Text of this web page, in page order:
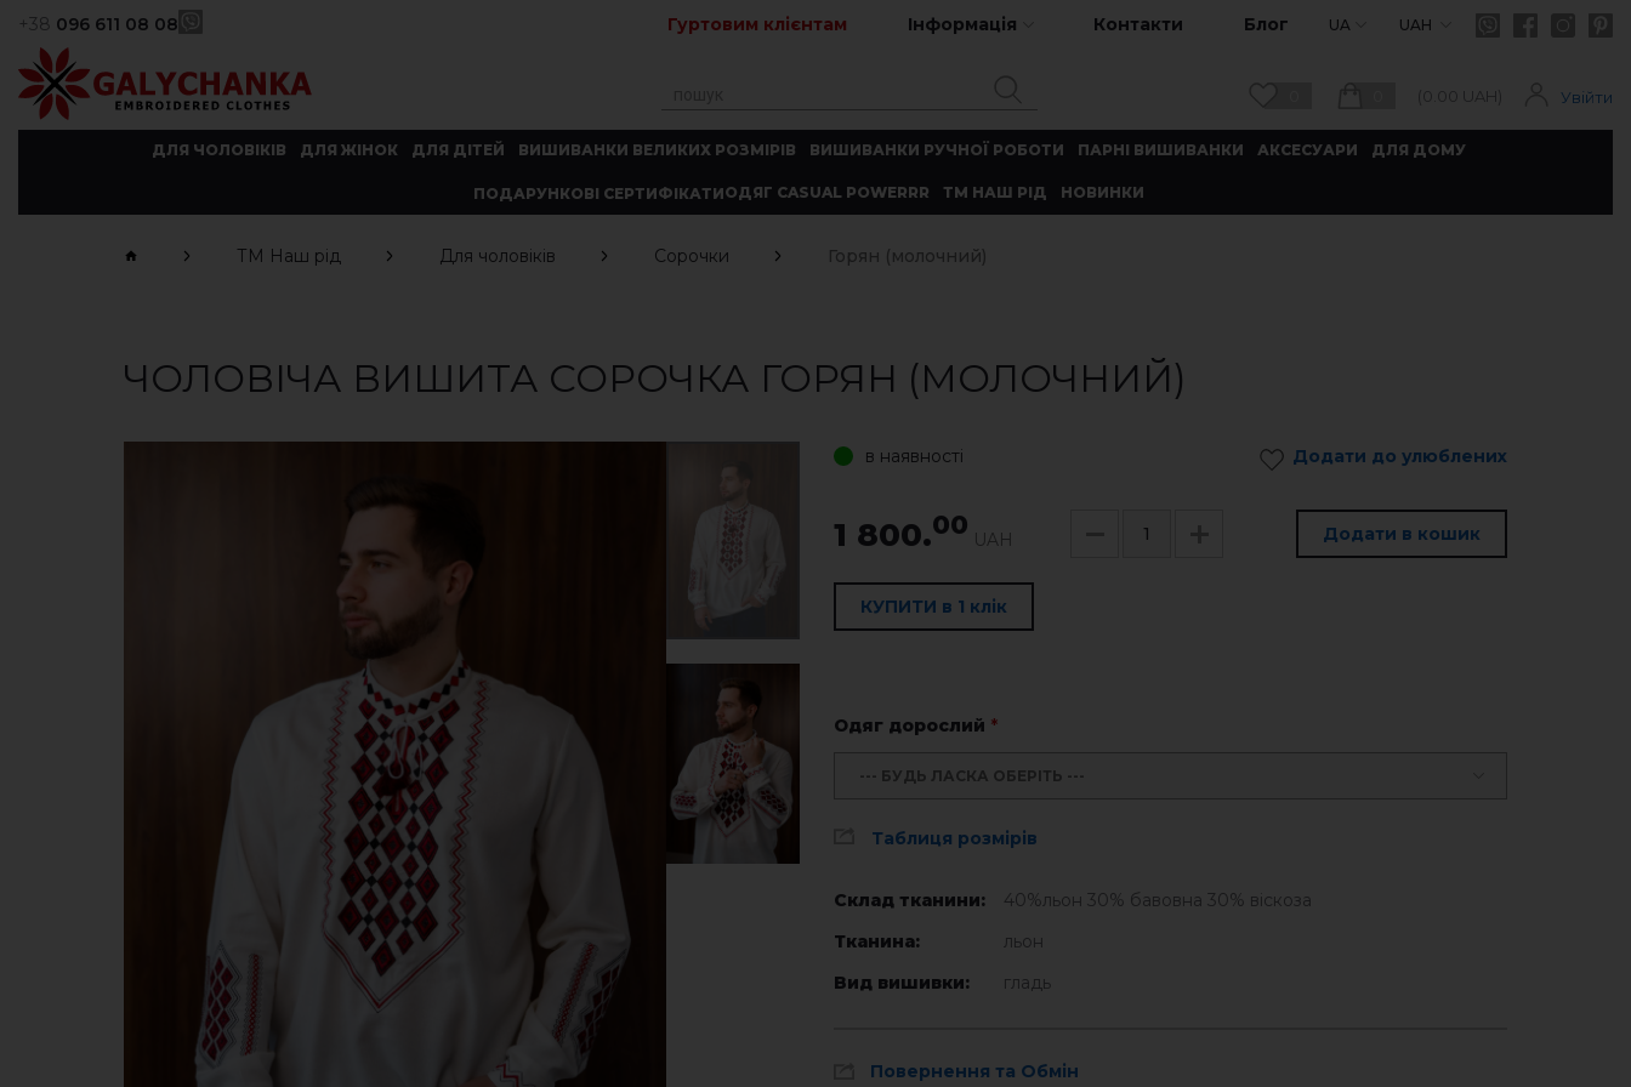
+38 096 611 08 08 Гуртовим клієнтам Інформація Контакти Блог UA UAH
(0.00 UAH) Увійти
ДЛЯ ЧОЛОВІКІВ ДЛЯ ЖІНОК ДЛЯ ДІТЕЙ ВИШИВАНКИ ВЕЛИКИХ РОЗМІРІВ ВИШИВАНКИ РУЧНОЇ РОБОТИ ПАРНІ ВИШИВАНКИ АКСЕСУАРИ ДЛЯ ДОМУ
ПОДАРУНКОВІ СЕРТИФІКАТИОДЯГ CASUAL POWERRR ТМ НАШ РІД НОВИНКИ
ТМ Наш рід Для чоловіків Сорочки Горян (молочний)
ЧОЛОВІЧА ВИШИТА СОРОЧКА ГОРЯН (МОЛОЧНИЙ)
в наявності Додати до улюблених
1 800.00 UAH Додати в кошик
КУПИТИ в 1 клік
Одяг дорослий *
--- БУДЬ ЛАСКА ОБЕРІТЬ ---
Таблиця розмірів
Склад тканини:
40%льон 30% бавовна 30% віскоза
Тканина:
льон
Вид вишивки:
гладь
Повернення та Обмін